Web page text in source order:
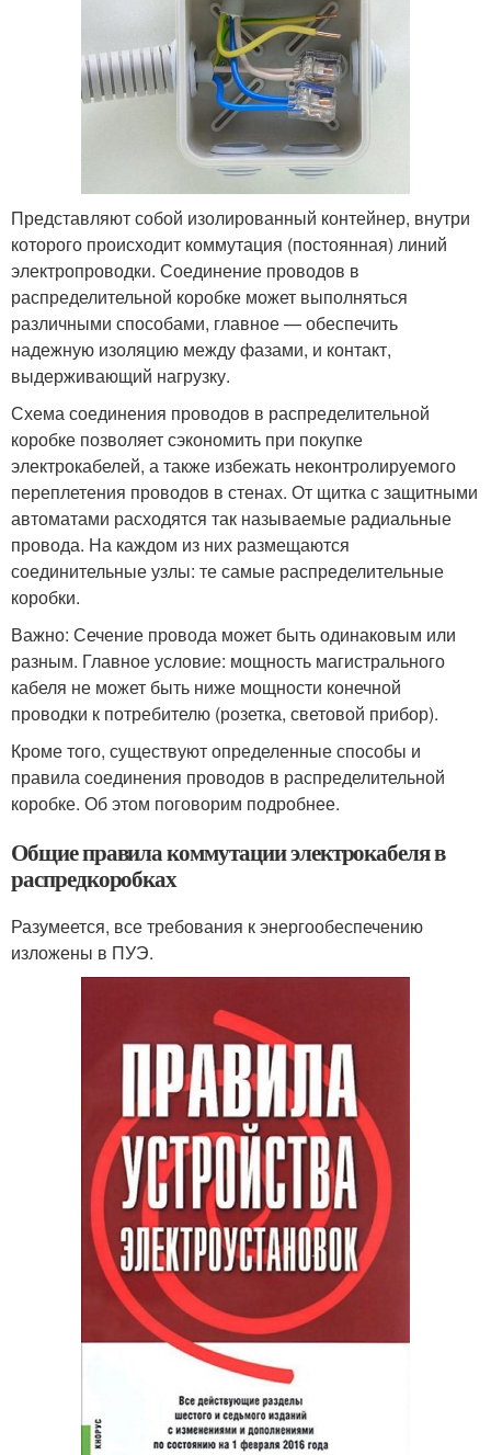
Представляют собой изолированный контейнер, внутри
которого происходит коммутация (постоянная) линий
электропроводки. Соединение проводов в
распределительной коробке может выполняться
различными способами, главное — обеспечить
надежную изоляцию между фазами, и контакт,
выдерживающий нагрузку.
Схема соединения проводов в распределительной
коробке позволяет сэкономить при покупке
электрокабелей, а также избежать неконтролируемого
переплетения проводов в стенах. От щитка с защитными
автоматами расходятся так называемые радиальные
провода. На каждом из них размещаются
соединительные узлы: те самые распределительные
коробки.
Важно: Сечение провода может быть одинаковым или
разным. Главное условие: мощность магистрального
кабеля не может быть ниже мощности конечной
проводки к потребителю (розетка, световой прибор).
Кроме того, существуют определенные способы и
правила соединения проводов в распределительной
коробке. Об этом поговорим подробнее.
Общие правила коммутации электрокабеля в
распредкоробках
Разумеется, все требования к энергообеспечению
изложены в ПУЭ.